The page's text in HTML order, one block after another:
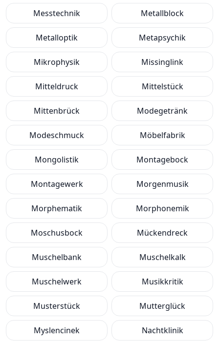
Messtechnik Metallblock
Metalloptik Metapsychik
Mikrophysik Missinglink
Mitteldruck Mittelstück
Mittenbrück Modegetränk
Modeschmuck Möbelfabrik
Mongolistik Montagebock
Montagewerk Morgenmusik
Morphematik Morphonemik
Moschusbock Mückendreck
Muschelbank Muschelkalk
Muschelwerk Musikkritik
Musterstück Mutterglück
Myslencinek Nachtklinik